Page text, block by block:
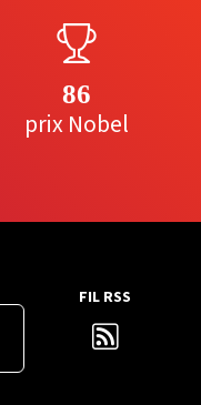
86
prix Nobel
FIL RSS